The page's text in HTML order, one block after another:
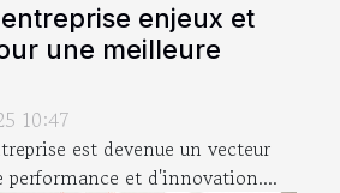
enjeux et
une meilleure
10:47
est devenue un vecteur
performance et d'innovation....